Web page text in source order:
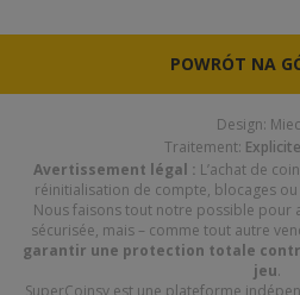
POWRÓT NA
Design:
Traitement:
Avertissement légal : L’achat de
réinitialisation de compte, blocages
Nous faisons tout notre possible pour
sécurisée, mais – comme tout autre
garantir une protection totale
jeu.
SuperCoinsy est une plateforme